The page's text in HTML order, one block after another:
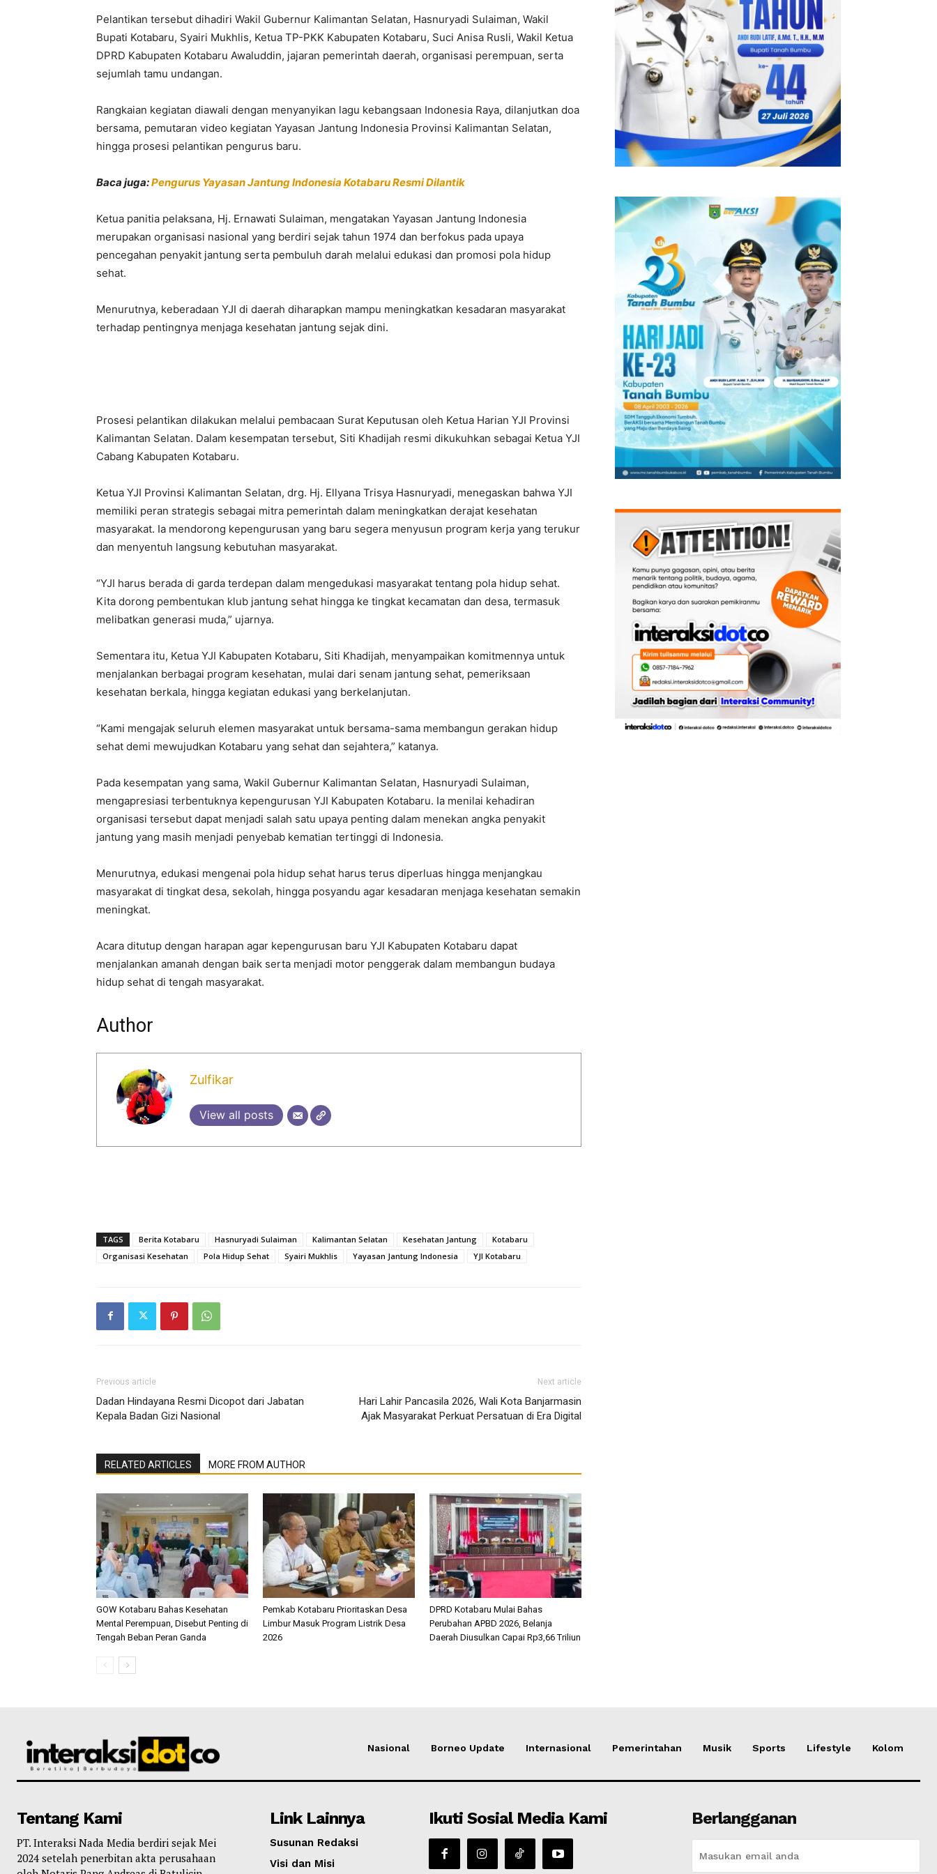
Pelantikan tersebut dihadiri Wakil Gubernur Kalimantan Selatan, Hasnuryadi Sulaiman, Wakil
Bupati Kotabaru, Syairi Mukhlis, Ketua TP-PKK Kabupaten Kotabaru, Suci Anisa Rusli, Wakil Ketua
DPRD Kabupaten Kotabaru Awaluddin, jajaran pemerintah daerah, organisasi perempuan, serta
sejumlah tamu undangan.
Rangkaian kegiatan diawali dengan menyanyikan lagu kebangsaan Indonesia Raya, dilanjutkan doa
bersama, pemutaran video kegiatan Yayasan Jantung Indonesia Provinsi Kalimantan Selatan,
hingga prosesi pelantikan pengurus baru.
Baca juga:Pengurus Yayasan Jantung Indonesia Kotabaru Resmi Dilantik
Ketua panitia pelaksana, Hj. Ernawati Sulaiman, mengatakan Yayasan Jantung Indonesia
merupakan organisasi nasional yang berdiri sejak tahun 1974 dan berfokus pada upaya
pencegahan penyakit jantung serta pembuluh darah melalui edukasi dan promosi pola hidup
sehat.
Menurutnya, keberadaan YJI di daerah diharapkan mampu meningkatkan kesadaran masyarakat
terhadap pentingnya menjaga kesehatan jantung sejak dini.
Prosesi pelantikan dilakukan melalui pembacaan Surat Keputusan oleh Ketua Harian YJI Provinsi
Kalimantan Selatan. Dalam kesempatan tersebut, Siti Khadijah resmi dikukuhkan sebagai Ketua YJI
Cabang Kabupaten Kotabaru.
Ketua YJI Provinsi Kalimantan Selatan, drg. Hj. Ellyana Trisya Hasnuryadi, menegaskan bahwa YJI
memiliki peran strategis sebagai mitra pemerintah dalam meningkatkan derajat kesehatan
masyarakat. Ia mendorong kepengurusan yang baru segera menyusun program kerja yang terukur
dan menyentuh langsung kebutuhan masyarakat.
“YJI harus berada di garda terdepan dalam mengedukasi masyarakat tentang pola hidup sehat.
Kita dorong pembentukan klub jantung sehat hingga ke tingkat kecamatan dan desa, termasuk
melibatkan generasi muda,” ujarnya.
Sementara itu, Ketua YJI Kabupaten Kotabaru, Siti Khadijah, menyampaikan komitmennya untuk
menjalankan berbagai program kesehatan, mulai dari senam jantung sehat, pemeriksaan
kesehatan berkala, hingga kegiatan edukasi yang berkelanjutan.
“Kami mengajak seluruh elemen masyarakat untuk bersama-sama membangun gerakan hidup
sehat demi mewujudkan Kotabaru yang sehat dan sejahtera,” katanya.
Pada kesempatan yang sama, Wakil Gubernur Kalimantan Selatan, Hasnuryadi Sulaiman,
mengapresiasi terbentuknya kepengurusan YJI Kabupaten Kotabaru. Ia menilai kehadiran
organisasi tersebut dapat menjadi salah satu upaya penting dalam menekan angka penyakit
jantung yang masih menjadi penyebab kematian tertinggi di Indonesia.
Menurutnya, edukasi mengenai pola hidup sehat harus terus diperluas hingga menjangkau
masyarakat di tingkat desa, sekolah, hingga posyandu agar kesadaran menjaga kesehatan semakin
meningkat.
Acara ditutup dengan harapan agar kepengurusan baru YJI Kabupaten Kotabaru dapat
menjalankan amanah dengan baik serta menjadi motor penggerak dalam membangun budaya
hidup sehat di tengah masyarakat.
Author
Zulfikar
View all posts
TAGS Berita Kotabaru Hasnuryadi Sulaiman Kalimantan Selatan Kesehatan Jantung
Kotabaru
Organisasi Kesehatan
Pola Hidup Sehat Syairi Mukhlis Yayasan Jantung Indonesia YJI Kotabaru
Previous article
Dadan Hindayana Resmi Dicopot dari Jabatan
Kepala Badan Gizi Nasional
Next article
Hari Lahir Pancasila 2026, Wali Kota Banjarmasin
Ajak Masyarakat Perkuat Persatuan di Era Digital
RELATED ARTICLES MORE FROM AUTHOR
GOW Kotabaru Bahas Kesehatan
Mental Perempuan, Disebut Penting di
Tengah Beban Peran Ganda
Pemkab Kotabaru Prioritaskan Desa
Limbur Masuk Program Listrik Desa
2026
DPRD Kotabaru Mulai Bahas
Perubahan APBD 2026, Belanja
Daerah Diusulkan Capai Rp3,66 Triliun
Nasional Borneo Update Internasional Pemerintahan Musik Sports Lifestyle Kolom
Tentang Kami
PT. Interaksi Nada Media berdiri sejak Mei
2024 setelah penerbitan akta perusahaan
Link Lainnya
Susunan Redaksi
Visi dan Misi
Ikuti Sosial Media Kami Berlangganan